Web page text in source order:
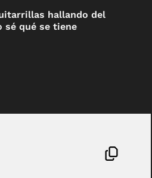
hallando del
sé qué se tiene